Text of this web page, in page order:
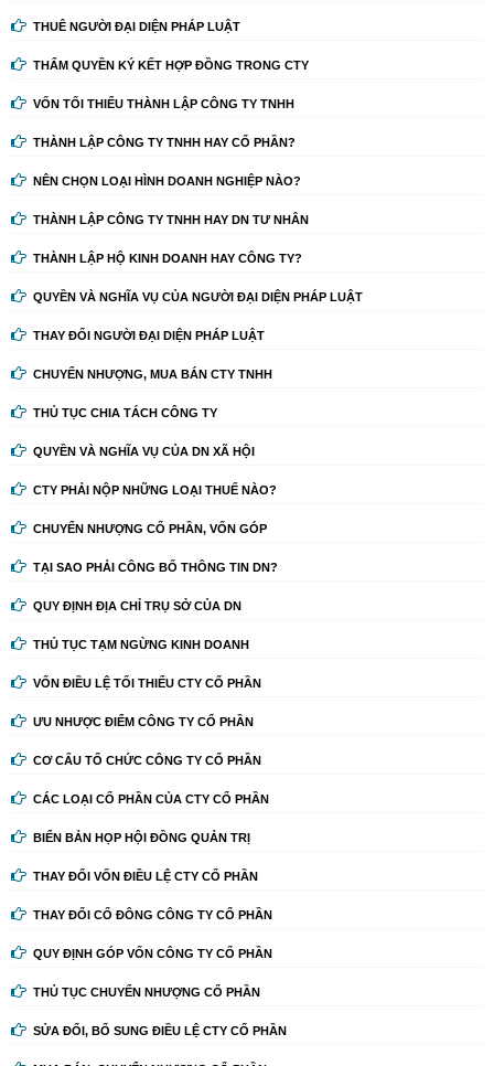
THUÊ NGƯỜI ĐẠI DIỆN PHÁP LUẬT
THẨM QUYỀN KÝ KẾT HỢP ĐỒNG TRONG CTY
VỐN TỐI THIỂU THÀNH LẬP CÔNG TY TNHH
THÀNH LẬP CÔNG TY TNHH HAY CỔ PHẦN?
NÊN CHỌN LOẠI HÌNH DOANH NGHIỆP NÀO?
THÀNH LẬP CÔNG TY TNHH HAY DN TƯ NHÂN
THÀNH LẬP HỘ KINH DOANH HAY CÔNG TY?
QUYỀN VÀ NGHĨA VỤ CỦA NGƯỜI ĐẠI DIỆN PHÁP LUẬT
THAY ĐỔI NGƯỜI ĐẠI DIỆN PHÁP LUẬT
CHUYỂN NHƯỢNG, MUA BÁN CTY TNHH
THỦ TỤC CHIA TÁCH CÔNG TY
QUYỀN VÀ NGHĨA VỤ CỦA DN XÃ HỘI
CTY PHẢI NỘP NHỮNG LOẠI THUẾ NÀO?
CHUYỂN NHƯỢNG CỔ PHẦN, VỐN GÓP
TẠI SAO PHẢI CÔNG BỐ THÔNG TIN DN?
QUY ĐỊNH ĐỊA CHỈ TRỤ SỞ CỦA DN
THỦ TỤC TẠM NGỪNG KINH DOANH
VỐN ĐIỀU LỆ TỐI THIỂU CTY CỔ PHẦN
ƯU NHƯỢC ĐIỂM CÔNG TY CỔ PHẦN
CƠ CẤU TỔ CHỨC CÔNG TY CỔ PHẦN
CÁC LOẠI CỔ PHẦN CỦA CTY CỔ PHẦN
BIỂN BẢN HỌP HỘI ĐỒNG QUẢN TRỊ
THAY ĐỔI VỐN ĐIỀU LỆ CTY CỔ PHẦN
THAY ĐỔI CỔ ĐÔNG CÔNG TY CỔ PHẦN
QUY ĐỊNH GÓP VỐN CÔNG TY CỔ PHẦN
THỦ TỤC CHUYỂN NHƯỢNG CỔ PHẦN
SỬA ĐỔI, BỔ SUNG ĐIỀU LỆ CTY CỔ PHẦN